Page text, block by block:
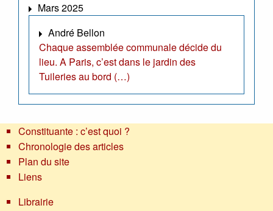
Mars 2025
André Bellon
Chaque assemblée communale décide du
lieu. A Paris, c’est dans le jardin des
Tuileries au bord (…)
Constituante : c’est quoi ?
Chronologie des articles
Plan du site
Liens
Librairie